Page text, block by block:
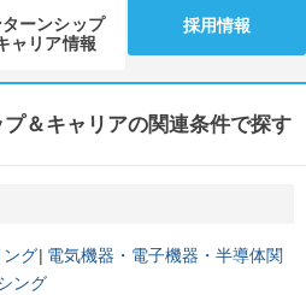
ターンシップ
ャリア情報
採用情報
＆キャリアの関連条件で探す
ング 電気機器・電子機器・半導体関
ング